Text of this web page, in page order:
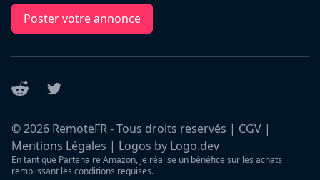
Poster votre annonce
Reddit Twitter
©2026 RemoteFR - Tous droits reservés | CGV |
Mentions Légales | Logos by Logo.dev
En tant que Partenaire Amazon, je réalise un bénéfice sur les achats
remplissant les conditions requises.